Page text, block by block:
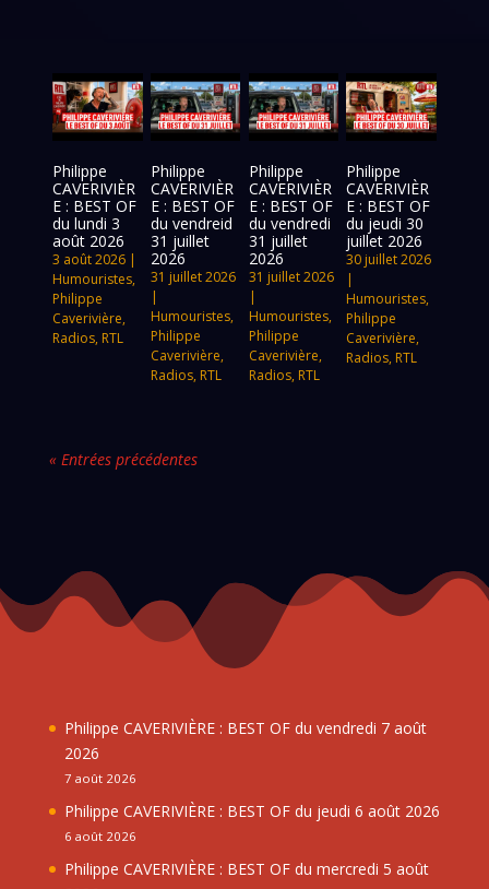
Philippe
CAVERIVIÈR
E : BEST OF
du lundi 3
août 2026
3 août 2026 |
Humouristes,
Philippe
Caverivière,
Radios, RTL
Philippe
CAVERIVIÈR
E : BEST OF
du vendreid
31 juillet
2026
31 juillet 2026
|
Humouristes,
Philippe
Caverivière,
Radios, RTL
Philippe
CAVERIVIÈR
E : BEST OF
du vendredi
31 juillet
2026
31 juillet 2026
|
Humouristes,
Philippe
Caverivière,
Radios, RTL
Philippe
CAVERIVIÈR
E : BEST OF
du jeudi 30
juillet 2026
30 juillet 2026
|
Humouristes,
Philippe
Caverivière,
Radios, RTL
« Entrées précédentes
Philippe CAVERIVIÈRE : BEST OF du vendredi 7 août
2026
7 août 2026
Philippe CAVERIVIÈRE : BEST OF du jeudi 6 août 2026
6 août 2026
Philippe CAVERIVIÈRE : BEST OF du mercredi 5 août